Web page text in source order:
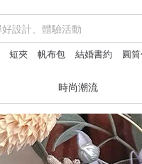
短夾 帆布包 結婚書約 圓
時尚潮流